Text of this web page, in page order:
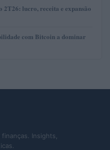
2T26: lucro, receita e expansão
com Bitcoin a dominar
Insights,